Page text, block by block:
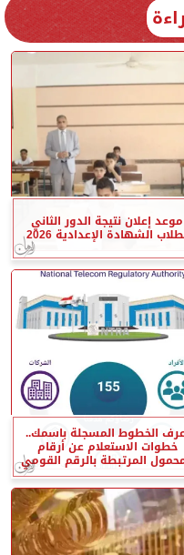
موعد إعلان نتيجة الدور الثاني
الشهادة الإعدادية 2026
الخطوط المسجلة باسمك..
خطوات الاستعلام عن أرقام
المرتبطة بالرقم القومي